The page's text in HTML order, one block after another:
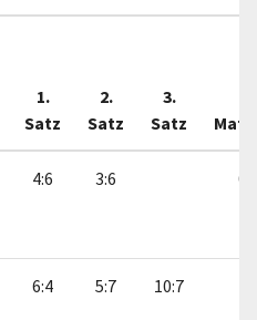
1.
Satz
2.
Satz
3.
Satz
4:6 3:6
6:4 5:7 10:7